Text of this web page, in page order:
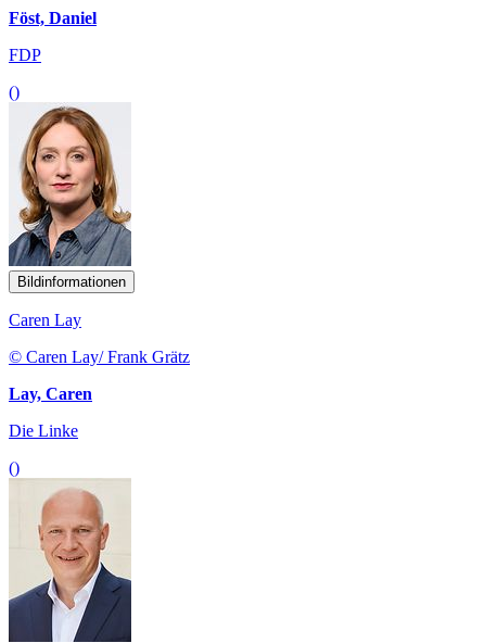
Föst, Daniel
FDP
()
Bildinformationen
Caren Lay
© Caren Lay/ Frank Grätz
Lay, Caren
Die Linke
()